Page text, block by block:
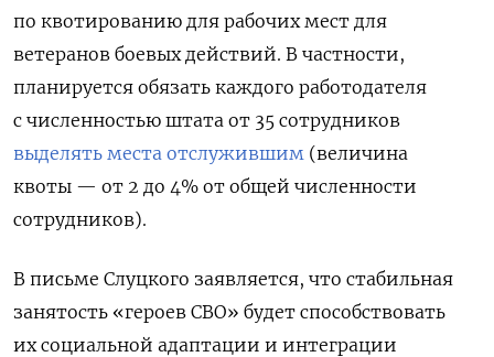
по квотированию для рабочих мест для
ветеранов боевых действий. В частности,
планируется обязать каждого работодателя
с численностью штата от 35 сотрудников
выделять места отслужившим (величина
квоты — от 2 до 4% от общей численности
сотрудников).
В письме Слуцкого заявляется, что стабильная
занятость «героев СВО» будет способствовать
их социальной адаптации и интеграции